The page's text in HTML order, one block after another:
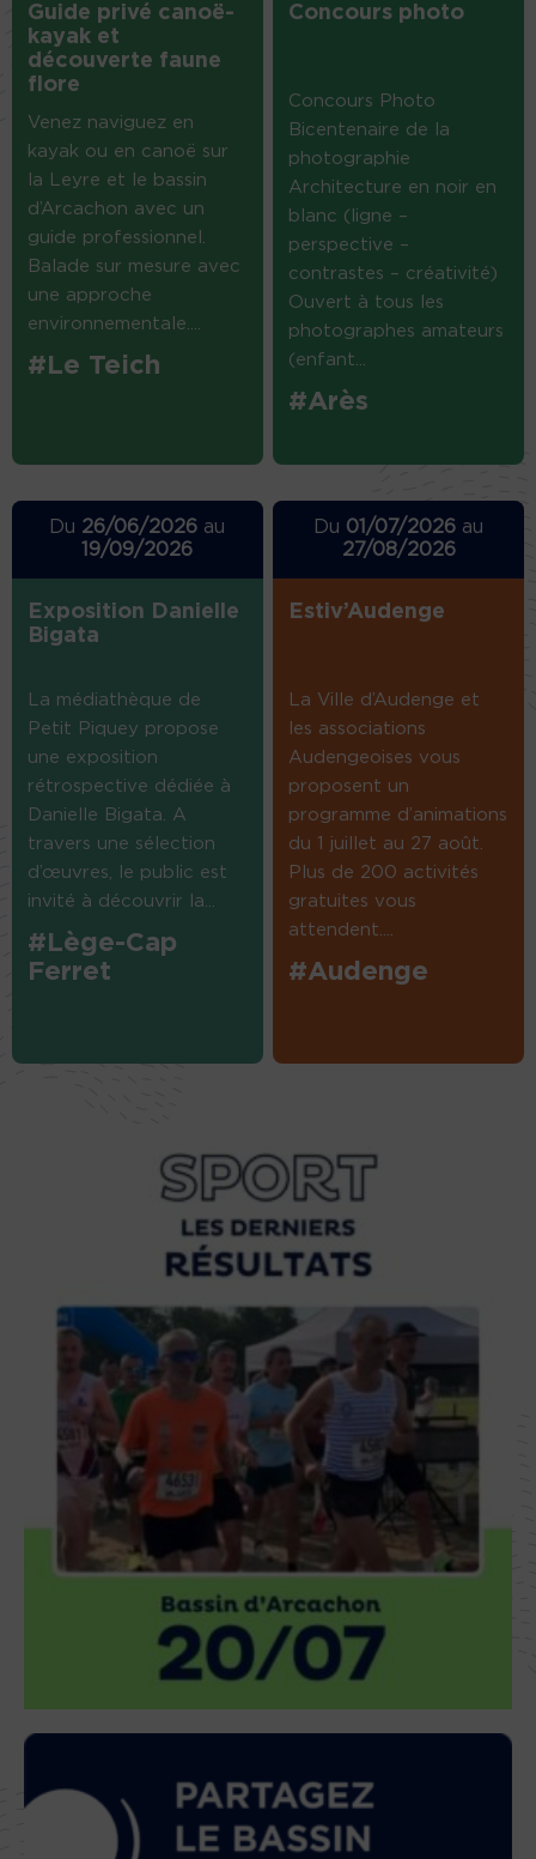
Guide privé canoë-
kayak et
découverte faune
flore
Venez naviguez en
kayak ou en canoë sur
la Leyre et le bassin
d’Arcachon avec un
guide professionnel.
Balade sur mesure avec
une approche
environnementale....
#Le Teich
Concours photo
Concours Photo
Bicentenaire de la
photographie
Architecture en noir en
blanc (ligne –
perspective –
contrastes – créativité)
Ouvert à tous les
photographes amateurs
(enfant...
#Arès
Du 26/06/2026 au
19/09/2026
Exposition Danielle
Bigata
La médiathèque de
Petit Piquey propose
une exposition
rétrospective dédiée à
Danielle Bigata. A
travers une sélection
d’œuvres, le public est
invité à découvrir la...
#Lège-Cap
Ferret
Du 01/07/2026 au
27/08/2026
Estiv’Audenge
La Ville d’Audenge et
les associations
Audengeoises vous
proposent un
programme d’animations
du 1 juillet au 27 août.
Plus de 200 activités
gratuites vous
attendent....
#Audenge